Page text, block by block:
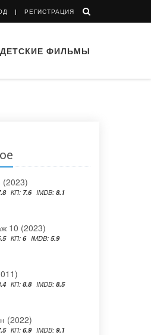
РЕГИСТРАЦИЯ
ДЕТСКИЕ ФИЛЬМЫ
(2023)
КП: 7.6 IMDB: 8.1
10 (2023)
КП: 6 IMDB: 5.9
КП: 8.8 IMDB: 8.5
(2022)
КП: 6.9 IMDB: 9.1